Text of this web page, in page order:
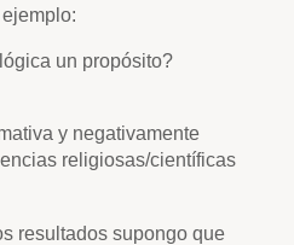
un propósito?
y negativamente
religiosas/científicas
resultados supongo que